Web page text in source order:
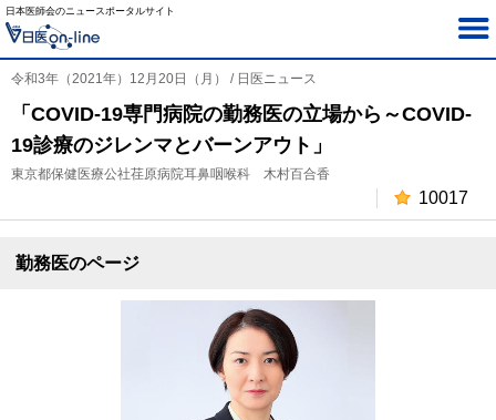
日本医師会のニュースポータルサイト
令和3年（2021年）12月20日（月） / 日医ニュース
「COVID-19専門病院の勤務医の立場から～COVID-
19診療のジレンマとバーンアウト」
東京都保健医療公社荏原病院耳鼻咽喉科 木村百合香
10017
勤務医のページ